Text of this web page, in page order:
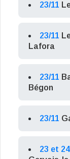
23/11
23/11
Lafora
23/11
Bégon
23/11
23 et